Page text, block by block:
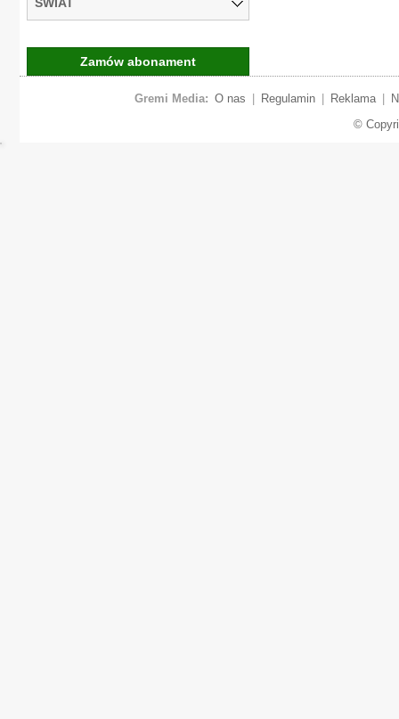
Zamów abonament
Gremi Media: O nas Regulamin Reklama
©